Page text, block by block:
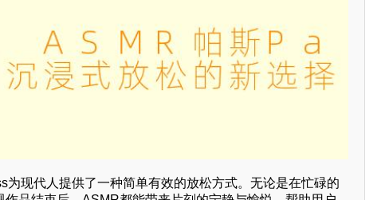
为现代人提供了一种简单有效的放松方式。无论是在忙碌的